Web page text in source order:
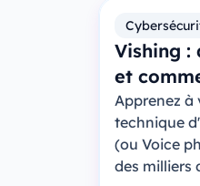
Vishing :
et
Apprenez à
technique
(ou Voice
des milliers